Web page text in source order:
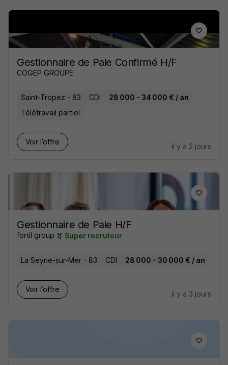
Gestionnaire de Paie Confirmé H/F
COGEP GROUPE
Saint-Tropez - 83 CDI
28 000 - 34 000 € / an
Télétravail partiel
Voir l’offre
il y a 2 jours
Gestionnaire de Paie H/F
fortil group Super recruteur
La Seyne-sur-Mer - 83 CDI 28 000 - 30 000 € / an
Voir l’offre
il y a 3 jours